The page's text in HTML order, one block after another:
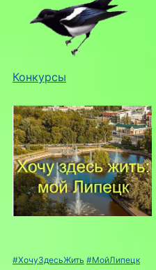
Конкурсы
#ХочуЗдесьЖить #МойЛипецк